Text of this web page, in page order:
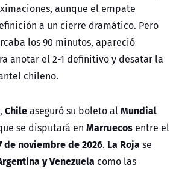
aunque el empate
a un cierre dramático. Pero
los 90 minutos, apareció
anotar el 2-1 definitivo y desatar la
chileno.
Chileaseguró su boleto alMundial
se disputará en Marruecos entre el
de noviembre de 2026. La Rojase
y Venezuela como las